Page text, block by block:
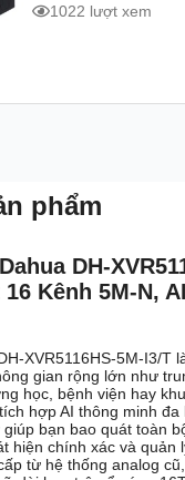
phẩm
DH-
Kênh 5M-N,
XVR5116HS-5M-I3/T
gian rộng lớn như
học, bệnh viện hay
hợp AI thông minh đa
giúp bạn bao quát toàn
hiện chính xác và quản
từ hệ thống analog
1022 lượt xem